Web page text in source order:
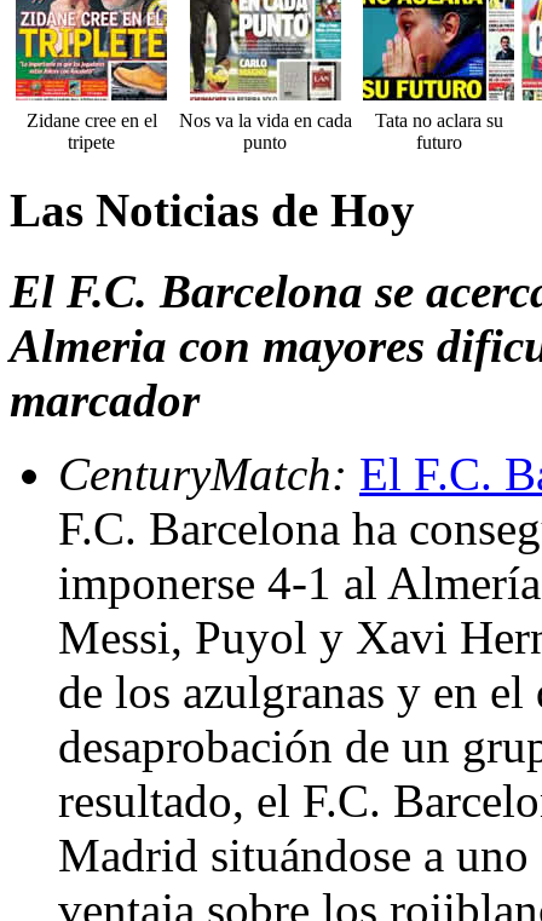
Zidane cree en el
tripete
Nos va la vida en cada
punto
Tata no aclara su
futuro
Las Noticias de Hoy
El F.C. Barcelona se
Almeria con mayores
marcador
CenturyMatch: El F.C.
F.C. Barcelona ha
imponerse 4-1 al
Messi, Puyol y Xavi
de los azulgranas y en
desaprobación de un
resultado, el F.C.
Madrid situándose a
ventaja sobre los